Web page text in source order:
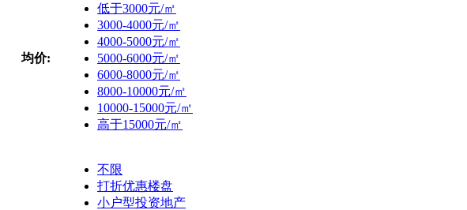
均价:
低于3000元/㎡
3000-4000元/㎡
4000-5000元/㎡
5000-6000元/㎡
6000-8000元/㎡
8000-10000元/㎡
10000-15000元/㎡
高于15000元/㎡
不限
打折优惠楼盘
小户型投资地产